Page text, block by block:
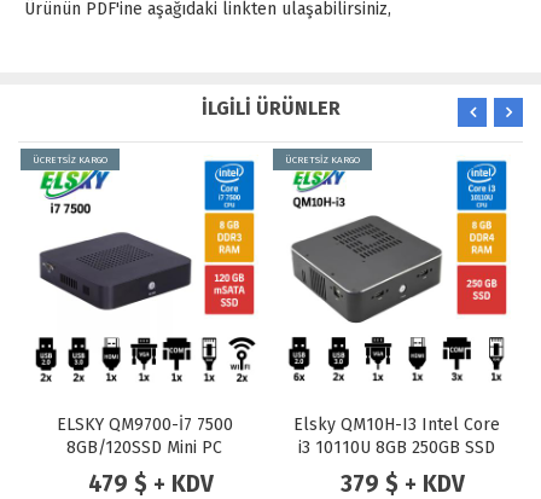
Ürünün PDF'ine aşağıdaki linkten ulaşabilirsiniz,
İLGİLİ ÜRÜNLER
ÜCRETSİZ KARGO
ELSKY QM9700-İ7 7500
8GB/120SSD Mini PC
479 $ + KDV
ÜCRETSİZ KARGO
Elsky QM10H-I3 Intel Core
i3 10110U 8GB 250GB SSD
Mini Pc
379 $ + KDV